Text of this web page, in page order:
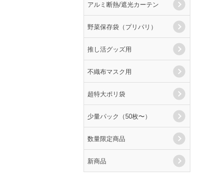
アルミ断熱/遮光カーテン
野菜保存袋（プリパリ）
推し活グッズ用
不織布マスク用
超特大ポリ袋
少量パック（50枚〜）
数量限定商品
新商品